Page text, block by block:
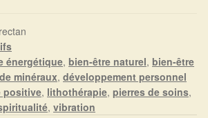
spirituelles du monde invisible
: Percez les Mystères de l’Invisible
des Sorcières
énergétique, bien-être naturel, bien-être
minéraux, développement personnel
positive, lithothérapie, pierres de soins,
, vibration